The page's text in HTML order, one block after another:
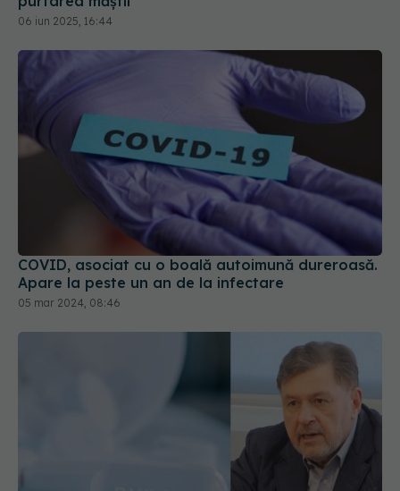
COVID, asociat cu o boală autoimună dureroasă.
Apare la peste un an de la infectare
05 mar 2024, 08:46